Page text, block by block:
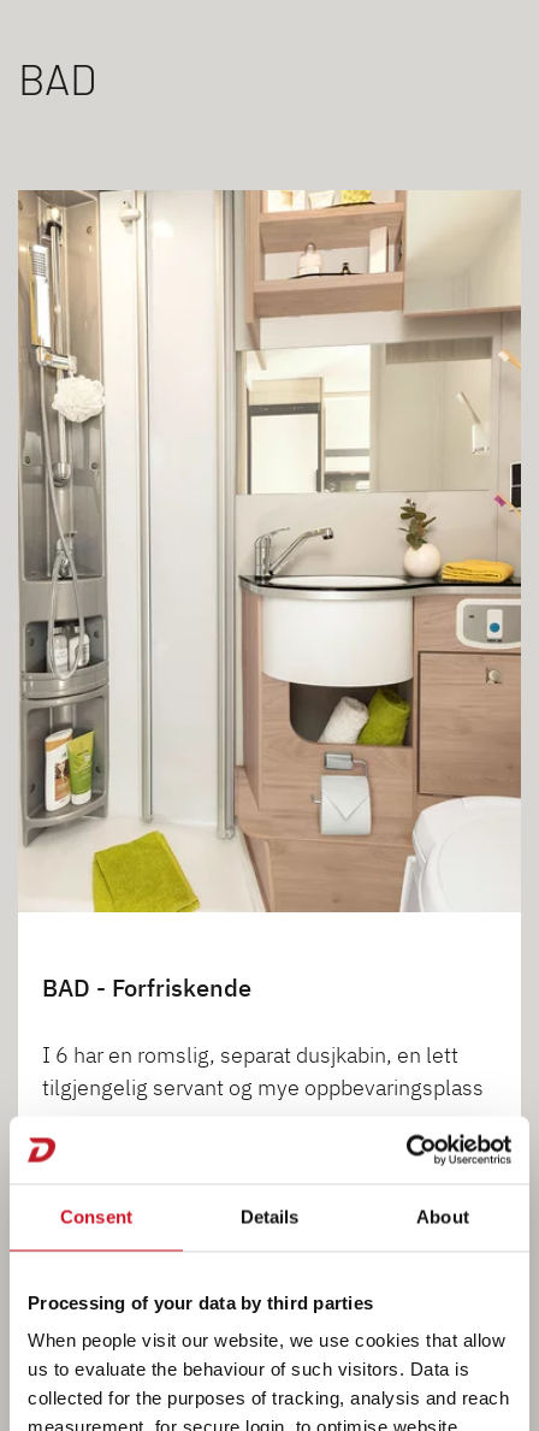
Consent Details About
Processing of your data by third parties
When people visit our website, we use cookies that allow
us to evaluate the behaviour of such visitors. Data is
collected for the purposes of tracking, analysis and reach
measurement, for secure login, to optimise website
BAD
BAD - Forfriskende
I 6 har en romslig, separat dusjkabin, en lett
tilgjengelig servant og mye oppbevaringsplass
( I 6)